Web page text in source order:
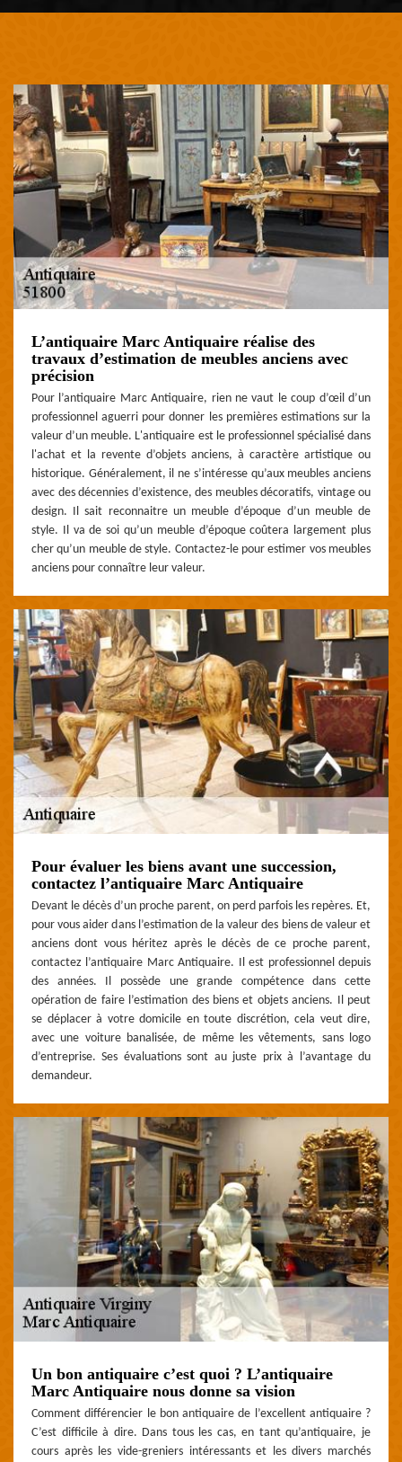
L’antiquaire Marc Antiquaire réalise des
travaux d’estimation de meubles anciens avec
précision
Pour l’antiquaire Marc Antiquaire, rien ne vaut le coup d’œil d’un
professionnel aguerri pour donner les premières estimations sur la
valeur d’un meuble. L'antiquaire est le professionnel spécialisé dans
l'achat et la revente d’objets anciens, à caractère artistique ou
historique. Généralement, il ne s’intéresse qu’aux meubles anciens
avec des décennies d’existence, des meubles décoratifs, vintage ou
design. Il sait reconnaitre un meuble d’époque d’un meuble de
style. Il va de soi qu’un meuble d’époque coûtera largement plus
cher qu’un meuble de style. Contactez-le pour estimer vos meubles
anciens pour connaître leur valeur.
Pour évaluer les biens avant une succession,
contactez l’antiquaire Marc Antiquaire
Devant le décès d’un proche parent, on perd parfois les repères. Et,
pour vous aider dans l’estimation de la valeur des biens de valeur et
anciens dont vous héritez après le décès de ce proche parent,
contactez l’antiquaire Marc Antiquaire. Il est professionnel depuis
des années. Il possède une grande compétence dans cette
opération de faire l’estimation des biens et objets anciens. Il peut
se déplacer à votre domicile en toute discrétion, cela veut dire,
avec une voiture banalisée, de même les vêtements, sans logo
d’entreprise. Ses évaluations sont au juste prix à l’avantage du
demandeur.
Un bon antiquaire c’est quoi ? L’antiquaire
Marc Antiquaire nous donne sa vision
Comment différencier le bon antiquaire de l’excellent antiquaire ?
C’est difficile à dire. Dans tous les cas, en tant qu’antiquaire, je
cours après les vide-greniers intéressants et les divers marchés